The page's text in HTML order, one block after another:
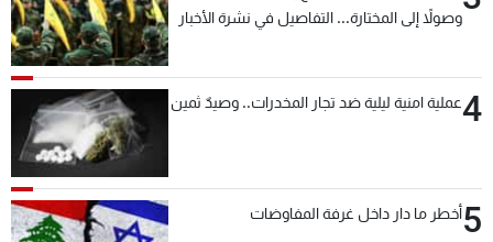
وصولاً إلى المختارة... التفاصيل في نشرة الأخبار
4عملية امنية ليلية ضد تجار المخدرات.. وصيدٌ ثمين
5أخطر ما دار داخل غرفة المفاوضات